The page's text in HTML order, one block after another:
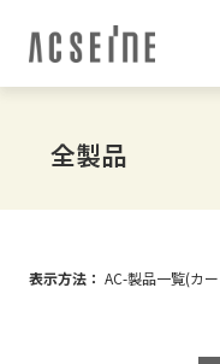
全製品
表示方法： AC-製品一覧(カ